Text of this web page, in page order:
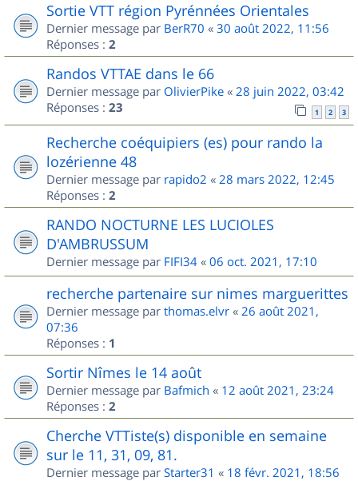
Sortie VTT région Pyrénnées Orientales
Dernier message par BerR70 « 30 août 2022, 11:56
Réponses : 2
Randos VTTAE dans le 66
Dernier message par OlivierPike « 28 juin 2022, 03:42
Réponses : 23 1 2 3
Recherche coéquipiers (es) pour rando la
lozérienne 48
Dernier message par rapido2 « 28 mars 2022, 12:45
Réponses : 2
RANDO NOCTURNE LES LUCIOLES
D'AMBRUSSUM
Dernier message par FIFI34 « 06 oct. 2021, 17:10
recherche partenaire sur nimes marguerittes
Dernier message par thomas.elvr « 26 août 2021,
07:36
Réponses : 1
Sortir Nîmes le 14 août
Dernier message par Bafmich « 12 août 2021, 23:24
Réponses : 2
Cherche VTTiste(s) disponible en semaine
sur le 11, 31, 09, 81.
Dernier message par Starter31 « 18 févr. 2021, 18:56